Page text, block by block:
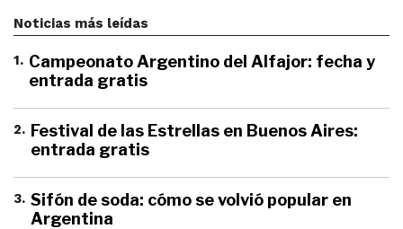
Noticias más leídas
1. Campeonato Argentino del Alfajor: fecha y
entrada gratis
2. Festival de las Estrellas en Buenos Aires:
entrada gratis
3. Sifón de soda: cómo se volvió popular en
Argentina